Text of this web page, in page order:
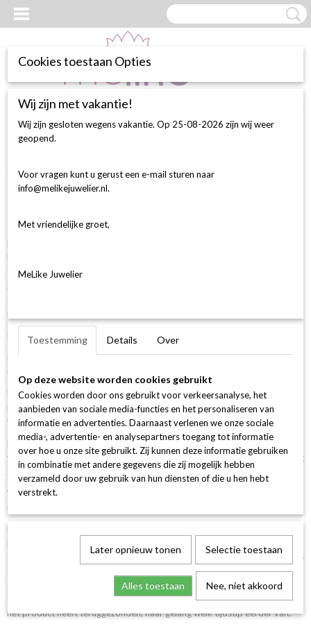
Inloggen Registreren
Geen producten
Herroepingsrecht
Let op!
tegoedbon. Graag retour in orginele verpakking. Sieraden die op maat
zijn besteld of gemaakt zijn speciaal op verzoek kunnen helaas niet
Ruilen van sieraden is alleen mogelijk in combinatie met de zelfde gehalte
ruilen van 14 karaat goud tegen 24 karaat of 22 karaat en anders om is
U heeft een afkoelingsperiode van 14 dagen om zonder opgaaf van
redenen het product te retourneren, ingaande op de dag van ontvangst
van het product.
Het product kan alleen ongebruikt en, indien mogelijk, in originele
verpakking geretourneerd worden.Voor het retourneren van de bestelling
zijn de retourkosten voor uw rekening.
Wij zullen het bedrag binnen 14 dagen crediteren.Tevens kunt u gebruik
MeLike vergoedt alle betalingen van de consument, inclusief eventuele
geretourneerde product, onverwijld doch binnen 14 dagen volgend op de
dag waarop de consument hem de herroeping meldt. Tenzij MeLike
aanbiedt het product zelf af te halen, mag hij wachten met terugbetalen
tot hij het product heeft ontvangen of tot de consument aantoont dat hij
het product heeft teruggezonden, naar gelang welk tijdstip eerder valt.
Cookies toestaan Opties
Wij zijn met vakantie!
Wij zijn gesloten wegens vakantie. Op 25-08-2026 zijn wij weer
geopend.
Voor vragen kunt u gerust een e-mail sturen naar
info@melikejuwelier.nl.
Met vriendelijke groet,
MeLike Juwelier
Toestemming Details Over
Op deze website worden cookies gebruikt
Cookies worden door ons gebruikt voor verkeersanalyse, het
aanbieden van sociale media-functies en het personaliseren van
informatie en advertenties. Daarnaast verlenen we onze sociale
media-, advertentie- en analysepartners toegang tot informatie
over hoe u onze site gebruikt. Zij kunnen deze informatie gebruiken
in combinatie met andere gegevens die zij mogelijk hebben
verzameld door uw gebruik van hun diensten of die u hen hebt
verstrekt.
Later opnieuw tonen Selectie toestaan
Alles toestaan Nee, niet akkoord